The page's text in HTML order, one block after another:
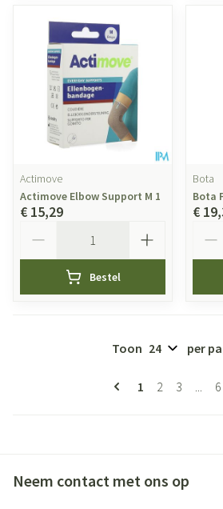
Actimove
Actimove Elbow Support M 1
€ 15,29
Bestel
Bota
Bota
€
Pagina's
U lees
1 Pagina
2 Pagina
3 ... 6
Toon per
Neem contact met ons op